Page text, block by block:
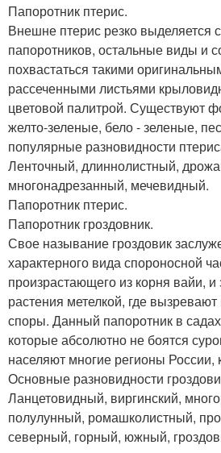
Папоротник птерис.
Внешне птерис резко выделяется
папоротников, остальные виды и
похвастаться такими
рассеченными листьями
цветовой палитрой. Существуют
желто-зеленые, бело - зеленые,
популярные разновидности
Ленточный, длиннолистный,
многонадрезанный, мечевидный.
Папоротник птерис.
Папоротник гроздовник.
Свое называние гроздовик
характерного вида спороносной
произрастающего из корня вайи,
растения метелкой, где
споры. Данный папоротник в
которые абсолютно не боятся
населяют многие регионы России,
Основные разновидности
Ланцетовидный, виргинский,
полулунный, ромашколистный,
северный, горный, южный,